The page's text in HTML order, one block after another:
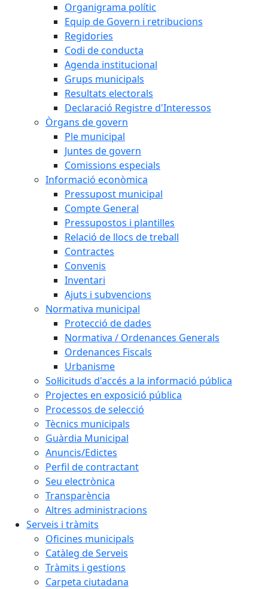
Organigrama polític
Equip de Govern i retribucions
Regidories
Codi de conducta
Agenda institucional
Grups municipals
Resultats electorals
Declaració Registre d'Interessos
Òrgans de govern
Ple municipal
Juntes de govern
Comissions especials
Informació econòmica
Pressupost municipal
Compte General
Pressupostos i plantilles
Relació de llocs de treball
Contractes
Convenis
Inventari
Ajuts i subvencions
Normativa municipal
Protecció de dades
Normativa / Ordenances Generals
Ordenances Fiscals
Urbanisme
Sol·licituds d'accés a la informació pública
Projectes en exposició pública
Processos de selecció
Tècnics municipals
Guàrdia Municipal
Anuncis/Edictes
Perfil de contractant
Seu electrònica
Transparència
Altres administracions
Serveis i tràmits
Oficines municipals
Catàleg de Serveis
Tràmits i gestions
Carpeta ciutadana